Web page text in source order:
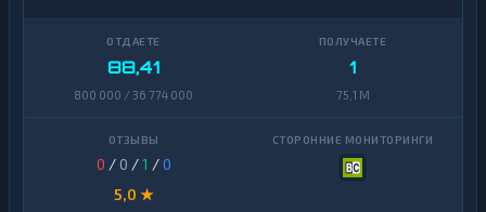
88,41
800 000 / 36 774 000
1
75,1 M
0 / 0 /1 /0
5,0 ★